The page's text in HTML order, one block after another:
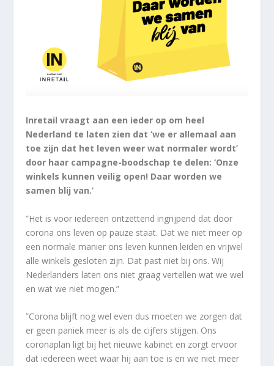
Inretail vraagt aan een ieder op om heel
Nederland te laten zien dat ‘we er allemaal aan
toe zijn dat het leven weer wat normaler wordt’
door haar campagne-boodschap te delen: ‘Onze
winkels kunnen veilig open! Daar worden we
samen blij van.’
”Het is voor iedereen ontzettend ingrijpend dat door
corona ons leven op pauze staat. Dat we niet meer op
een normale manier ons leven kunnen leiden en vrijwel
alle winkels gesloten zijn. Dat past niet bij ons. Wij
Nederlanders laten ons niet graag vertellen wat we wel
en wat we niet mogen.”
”Corona blijft nog wel even dus moeten we zorgen dat
er geen paniek meer is als de cijfers stijgen. Ons
coronaplan ligt bij het nieuwe kabinet en zorgt ervoor
dat iedereen weet waar hij aan toe is en we niet meer